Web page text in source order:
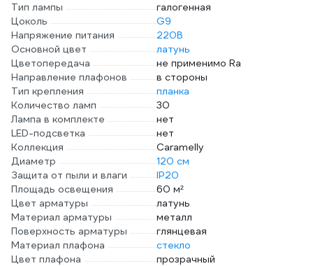
Тип лампы
галогенная
Цоколь
G9
Напряжение питания
220В
Основной цвет
латунь
Цветопередача
не применимо Ra
Направление плафонов
в стороны
Тип крепления
планка
Количество ламп
30
Лампа в комплекте
нет
LED-подсветка
нет
Коллекция
Caramelly
Диаметр
120 см
Защита от пыли и влаги
IP20
Площадь освещения
60 м²
Цвет арматуры
латунь
Материал арматуры
металл
Поверхность арматуры
глянцевая
Материал плафона
стекло
Цвет плафона
прозрачный